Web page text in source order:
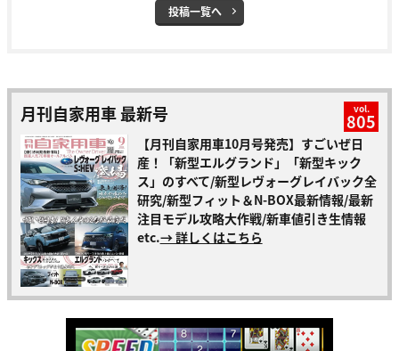
投稿一覧へ
月刊自家用車 最新号 vol.
805
【月刊自家用車10月号発売】すごいぜ日
産！「新型エルグランド」「新型キック
ス」のすべて/新型レヴォーグレイバック全
研究/新型フィット＆N-BOX最新情報/最新
注目モデル攻略大作戦/新車値引き生情報
etc.→ 詳しくはこちら